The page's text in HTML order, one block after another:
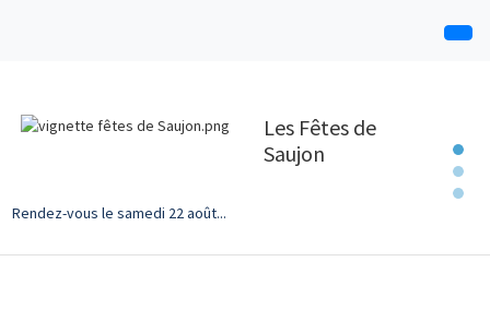
Les Fêtes de
Saujon
Rendez-vous le samedi 22 août...